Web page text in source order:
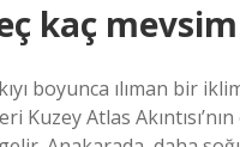
kaç
boyunca ılıman bir
Kuzey Atlas